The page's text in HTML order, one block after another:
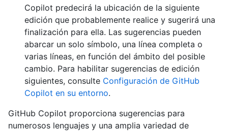
Copilot predecirá la ubicación de la siguiente
edición que probablemente realice y sugerirá una
finalización para ella. Las sugerencias pueden
abarcar un solo símbolo, una línea completa o
varias líneas, en función del ámbito del posible
cambio. Para habilitar sugerencias de edición
siguientes, consulte Configuración de GitHub
Copilot en su entorno.
GitHub Copilot proporciona sugerencias para
numerosos lenguajes y una amplia variedad de